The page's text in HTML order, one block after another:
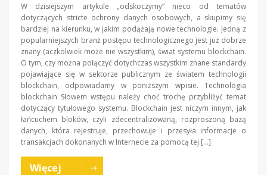
W dzisiejszym artykule „odskoczymy” nieco od tematów
dotyczących stricte ochrony danych osobowych, a skupimy się
bardziej na kierunku, w jakim podążają nowe technologie. Jedną z
popularniejszych branż postępu technologicznego jest już dobrze
znany (aczkolwiek może nie wszystkim), świat systemu blockchain.
O tym, czy można połączyć dotychczas wszystkim znane standardy
pojawiające się w sektorze publicznym ze światem technologii
blockchain, odpowiadamy w poniższym wpisie. Technologia
blockchain Słowem wstępu należy choć trochę przybliżyć temat
dotyczący tytułowego systemu. Blockchain jest niczym innym, jak
łańcuchem bloków, czyli zdecentralizowaną, rozproszoną bazą
danych, która rejestruje, przechowuje i przesyła informacje o
transakcjach dokonanych w Internecie za pomocą tej […]
Więcej